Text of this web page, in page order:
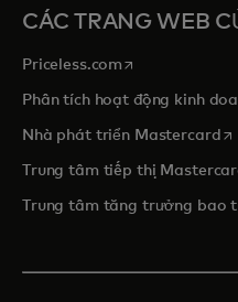
CÁC TRANG WEB
Priceless.com opens in a new
Phân tích hoạt động kinh
Nhà phát triển Mastercard
Trung tâm tiếp thị
Trung tâm tăng trưởng bao